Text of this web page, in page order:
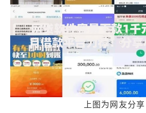
上图为网友分享